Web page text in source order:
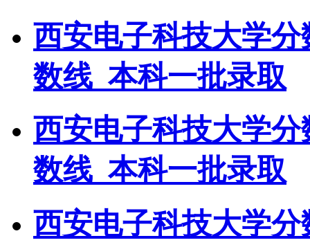
西安电子科技大学
数线_本科一批录取
西安电子科技大学
数线_本科一批录取
西安电子科技大学